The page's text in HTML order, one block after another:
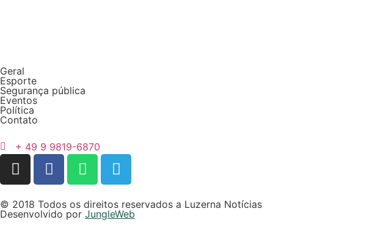
Geral
Esporte
Segurança pública
Eventos
Política
Contato
+ 49 9 9819-6870
© 2018 Todos os direitos reservados a Luzerna Notícias
Desenvolvido por JungleWeb